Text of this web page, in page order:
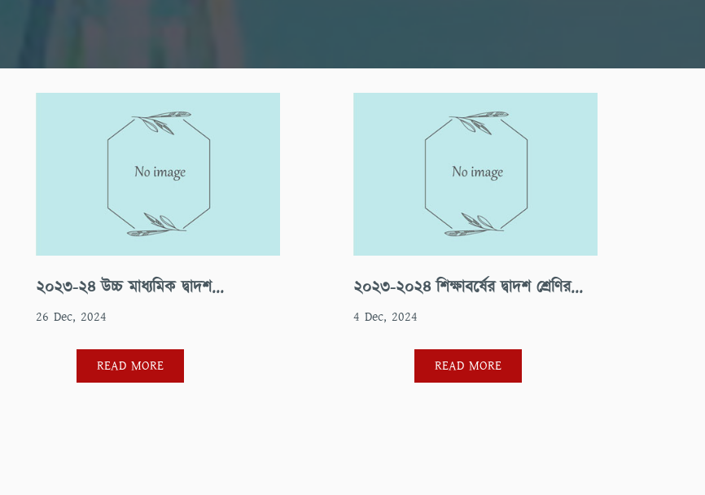
২০২৩-২৪ উচ্চ মাধ্যমিক দ্বাদশ...
26 Dec, 2024
READ MORE
২০২৩-২০২৪ শিক্ষাবর্ষের দ্বাদশ শ্রেণির...
4 Dec, 2024
READ MORE